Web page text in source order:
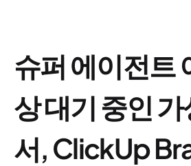
슈퍼 에이전트
상 대기 중인 가
서, ClickUp